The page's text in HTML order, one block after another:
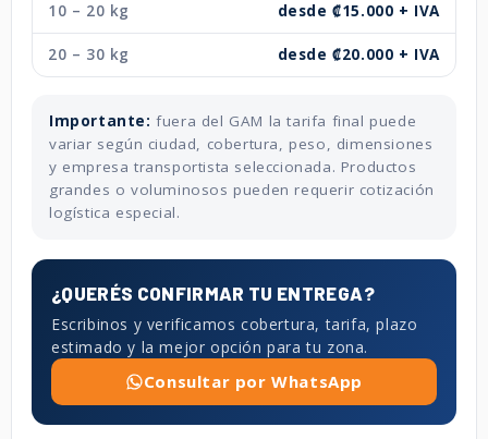
10 – 20 kg desde ₡15.000 + IVA
20 – 30 kg desde ₡20.000 + IVA
Importante: fuera del GAM la tarifa final puede
variar según ciudad, cobertura, peso, dimensiones
y empresa transportista seleccionada. Productos
grandes o voluminosos pueden requerir cotización
logística especial.
¿QUERÉS CONFIRMAR TU ENTREGA?
Escribinos y verificamos cobertura, tarifa, plazo
estimado y la mejor opción para tu zona.
Consultar por WhatsApp